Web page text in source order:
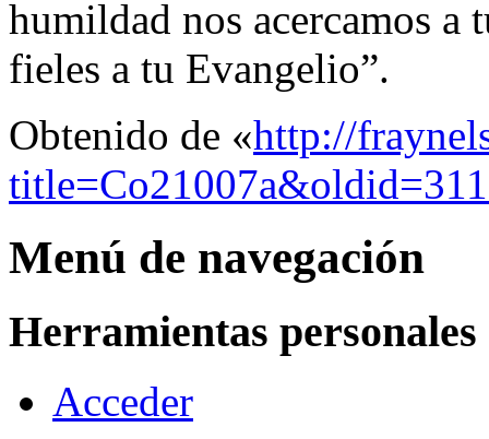
humildad nos acercamos a
fieles a tu Evangelio”.
Obtenido de «http://
Menú de navegación
Herramientas personales
Acceder